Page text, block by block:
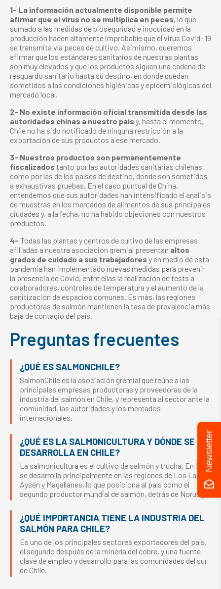
1- La información actualmente disponible permite
afirmar que el virus no se multiplica en peces, lo que
sumado a las medidas de bioseguridad e inocuidad en la
producción hacen altamente improbable que el virus Covid- 19
se transmita vía peces de cultivo. Asimismo, queremos
afirmar que los estándares sanitarios de nuestras plantas
son muy elevados y que los productos siguen una cadena de
resguardo sanitario hasta su destino, en donde quedan
sometidos a las condiciones higiénicas y epidemiológicas del
mercado local.
2- No existe información oficial transmitida desde las
autoridades chinas a nuestro país y, hasta el momento,
Chile no ha sido notificado de ninguna restricción a la
exportación de sus productos a ese mercado.
3- Nuestros productos son permanentemente
fiscalizados tanto por las autoridades sanitarias chilenas
como por las de los países de destino, donde son sometidos
a exhaustivas pruebas. En el caso puntual de China,
entendemos que sus autoridades han intensificado el análisis
de muestras en los mercados de alimentos de sus principales
ciudades y, a la fecha, no ha habido objeciones con nuestros
productos.
4- Todas las plantas y centros de cultivo de las empresas
afiliadas a nuestra asociación gremial presentan altos
grados de cuidado a sus trabajadores y en medio de esta
pandemia han implementado nuevas medidas para prevenir
la presencia de Covid, entre ellas la realización de tests a
colaboradores, controles de temperatura y el aumento de la
sanitización de espacios comunes. Es más, las regiones
productoras de salmón mantienen la tasa de prevalencia más
baja de contagio del país.
Preguntas frecuentes
¿QUÉ ES SALMONCHILE?
SalmonChile es la asociación gremial que reúne a las
principales empresas productoras y proveedoras de la
industria del salmón en Chile, y representa al sector ante la
comunidad, las autoridades y los mercados
internacionales.
¿QUÉ ES LA SALMONICULTURA Y DÓNDE SE
DESARROLLA EN CHILE?
La salmonicultura es el cultivo de salmón y trucha. En Chile
se desarrolla principalmente en las regiones de Los Lagos,
Aysén y Magallanes, lo que posiciona al país como el
segundo productor mundial de salmón, detrás de Noruega.
¿QUÉ IMPORTANCIA TIENE LA INDUSTRIA DEL
SALMÓN PARA CHILE?
Es uno de los principales sectores exportadores del país,
el segundo después de la minería del cobre, y una fuente
clave de empleo y desarrollo para las comunidades del sur
de Chile.
Newsletter